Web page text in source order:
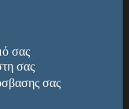
σας
σας
σας